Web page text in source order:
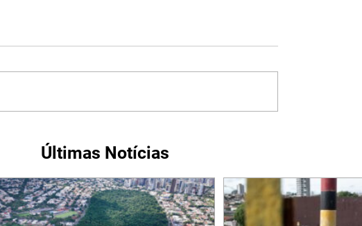
Últimas Notícias